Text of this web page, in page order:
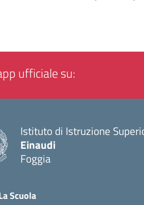
ufficiale su:
Istituto di Istruzione
Einaudi
Foggia
Scuola